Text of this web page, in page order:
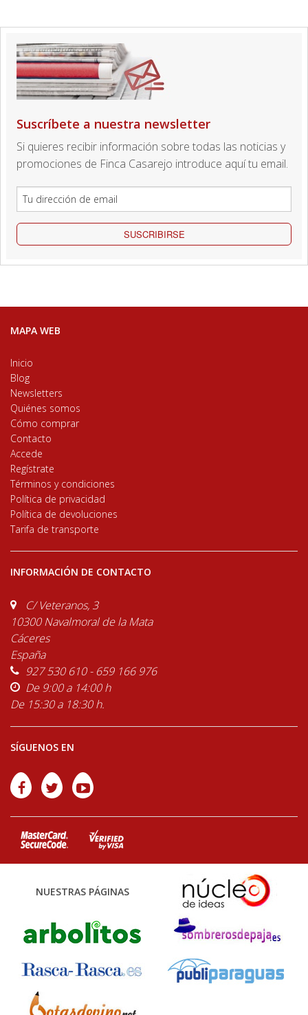
Suscríbete a nuestra newsletter
Si quieres recibir información sobre todas las noticias y
promociones de Finca Casarejo introduce aquí tu email.
SUSCRIBIRSE
MAPA WEB
Inicio
Blog
Newsletters
Quiénes somos
Cómo comprar
Contacto
Accede
Regístrate
Términos y condiciones
Política de privacidad
Política de devoluciones
Tarifa de transporte
INFORMACIÓN DE CONTACTO
C/ Veteranos, 3
10300 Navalmoral de la Mata
Cáceres
España
927 530 610 - 659 166 976
De 9:00 a 14:00 h
De 15:30 a 18:30 h.
SÍGUENOS EN
NUESTRAS PÁGINAS